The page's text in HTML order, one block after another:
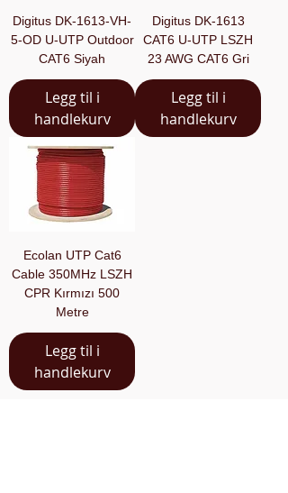
Digitus DK-1613-VH-
5-OD U-UTP Outdoor
CAT6 Siyah
Legg til i
handlekurv
Digitus DK-1613
CAT6 U-UTP LSZH
23 AWG CAT6 Gri
Legg til i
handlekurv
Ecolan UTP Cat6
Cable 350MHz LSZH
CPR Kırmızı 500
Metre
Legg til i
handlekurv